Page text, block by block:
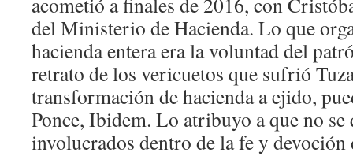
del Ministerio de Hacienda. Lo que
hacienda entera era la voluntad del
retrato de los vericuetos que sufrió
transformación de hacienda a ejido,
Ponce, Ibidem. Lo atribuyo a que no se
involucrados dentro de la fe y devoción